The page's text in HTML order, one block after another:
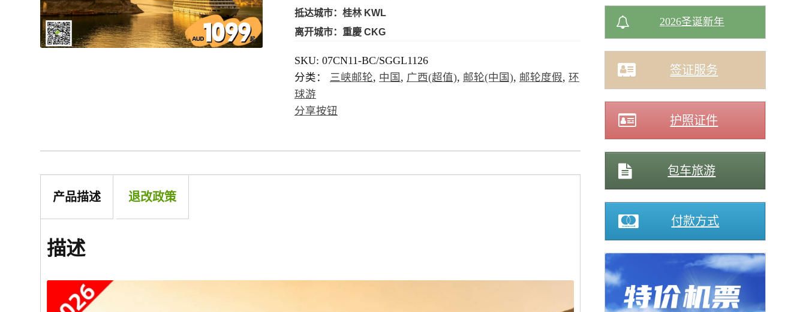
抵达城市：桂林 KWL
离开城市：重慶 CKG
SKU: 07CN11-BC/SGGL1126
分类：
三峡邮轮, 中国 , 广西(超值), 邮轮(中国), 邮轮度假, 环
球游
分享按钮
产品描述 退改政策
描述
2026圣诞新年
签证服务
护照证件
包车旅游
付款方式